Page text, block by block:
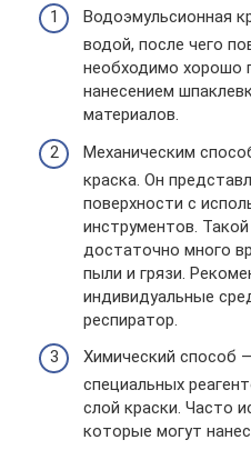
Водоэмульсионная
водой, после чего
необходимо хорошо
нанесением
материалов.
Механическим
краска. Он
поверхности с
инструментов.
достаточно много
пыли и грязи.
индивидуальные
респиратор.
Химический способ
специальных
слой краски. Часто
которые могут